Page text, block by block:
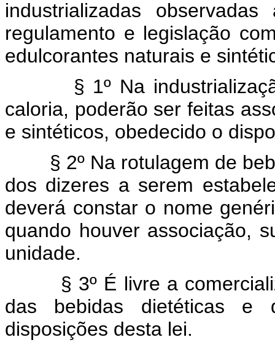
industrializadas
regulamento e legislação
edulcorantes naturais e
§ 1º Na industrialização
caloria, poderão ser feitas
e sintéticos, obedecido o
§ 2º Na rotulagem de
dos dizeres a serem
deverá constar o nome
quando houver associação,
unidade.
§ 3º É livre a
das bebidas dietéticas e
disposições desta lei.